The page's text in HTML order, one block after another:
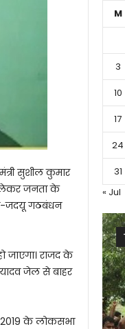
सुशील कुमार
लेकर जनता के
जदयू गठबंधन
जाएगा। राजद के
जेल से बाहर
2019 के लोकसभा
M
3
10
17
24
31
« Jul